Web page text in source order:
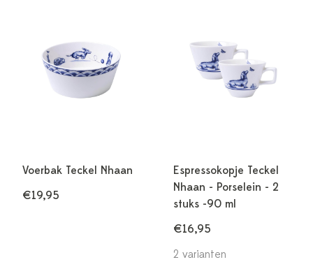
Voerbak Teckel Nhaan
€19,95
Espressokopje Teckel
Nhaan - Porselein - 2
stuks -90 ml
€16,95
2 varianten